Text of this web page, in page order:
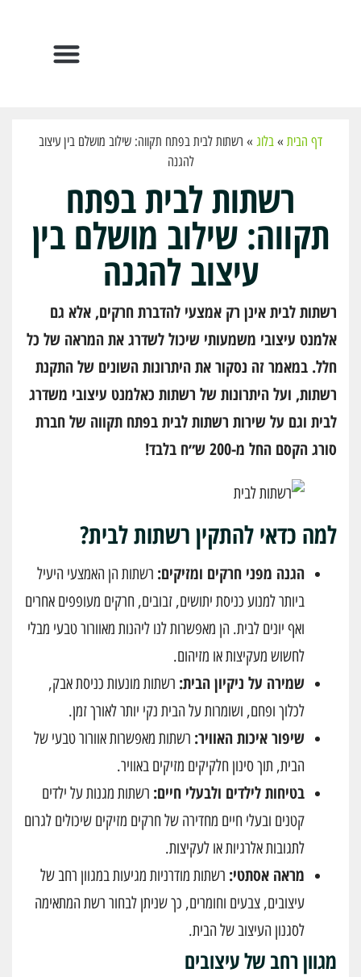
דף הבית » בלוג » רשתות לבית בפתח תקווה: שילוב מושלם בין עיצוב
להגנה
רשתות לבית בפתח
תקווה: שילוב מושלם בין
עיצוב להגנה
רשתות לבית אינן רק אמצעי להדברת חרקים, אלא גם
אלמנט עיצובי משמעותי שיכול לשדרג את המראה של כל
חלל. במאמר זה נסקור את היתרונות השונים של התקנת
רשתות, ועל היתרונות של רשתות כאלמנט עיצובי משדרג
לבית וגם על שירות רשתות לבית בפתח תקווה של חברת
סורג הקסם החל מ-200 ש״ח בלבד!
למה כדאי להתקין רשתות לבית?
הגנה מפני חרקים ומזיקים: רשתות הן האמצעי היעיל
ביותר למנוע כניסת יתושים, זבובים, חרקים מעופפים אחרים
ואף יונים לבית. הן מאפשרות לנו ליהנות מאוורור טבעי מבלי
לחשוש מעקיצות או מזיהום.
שמירה על ניקיון הבית: רשתות מונעות כניסת אבק,
לכלוך ופחם, ושומרות על הבית נקי יותר לאורך זמן.
שיפור איכות האוויר: רשתות מאפשרות אוורור טבעי של
הבית, תוך סינון חלקיקים מזיקים באוויר.
בטיחות לילדים ולבעלי חיים: רשתות מגנות על ילדים
קטנים ובעלי חיים מחדירה של חרקים מזיקים שיכולים לגרום
לתגובות אלרגיות או לעקיצות.
מראה אסתטי: רשתות מודרניות מגיעות במגוון רחב של
עיצובים, צבעים וחומרים, כך שניתן לבחור רשת המתאימה
לסגנון העיצוב של הבית.
מגוון רחב של עיצובים